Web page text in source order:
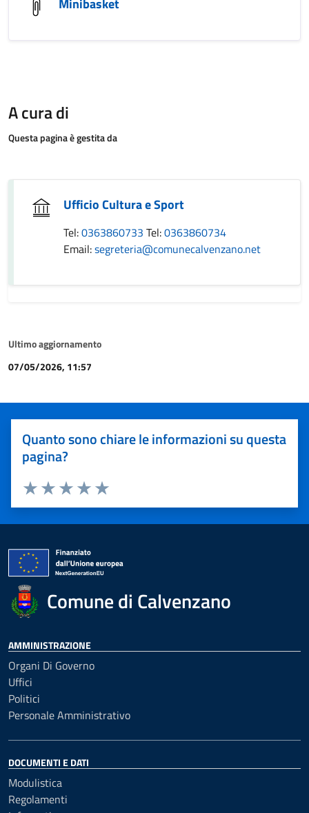
Minibasket
A cura di
Questa pagina è gestita da
Ufficio Cultura e Sport
Tel:0363860733 Tel:0363860734
Email:segreteria@comunecalvenzano.net
Ultimo aggiornamento
07/05/2026, 11:57
Quanto sono chiare le informazioni su questa
pagina?
Valuta 5 stelle su 5
Valuta 4 stelle su 5
Valuta 3 stelle su 5
Valuta 2 stelle su 5
Valuta 1 stelle su 5
Comune di Calvenzano
AMMINISTRAZIONE
Organi Di Governo
Uffici
Politici
Personale Amministrativo
DOCUMENTI E DATI
Modulistica
Regolamenti